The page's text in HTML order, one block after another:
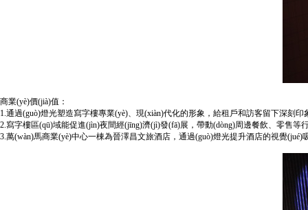
商業(yè)價(jià)值：
1.通過(guò)燈光塑造寫字樓專業(yè)、現(xiàn)代化的形象，給租戶和訪客留下深刻
2.寫字樓區(qū)域能促進(jìn)夜間經(jīng)濟(jì)發(fā)展，帶動(dòng)周邊餐飲、零售等
3.萬(wàn)馬商業(yè)中心一棟為晉澤昌文旅酒店，通過(guò)燈光提升酒店的視覺